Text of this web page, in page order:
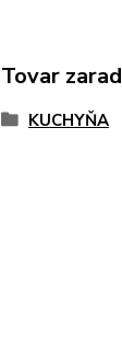
Tovar
KUCHYŇA